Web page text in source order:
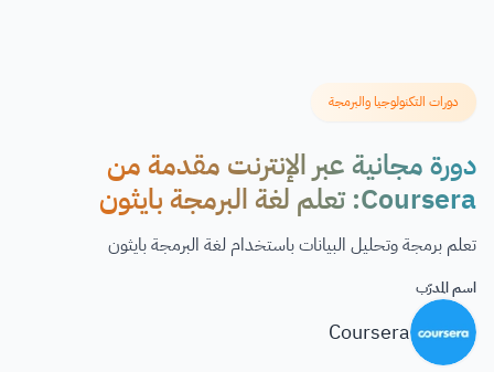
دورات التكنولوجيا والبرمجة
دورة مجانية عبر الإنترنت مقدمة من
Coursera: تعلم لغة البرمجة بايثون
تعلم برمجة وتحليل البيانات باستخدام لغة البرمجة بايثون
اسم المدرّب
Coursera